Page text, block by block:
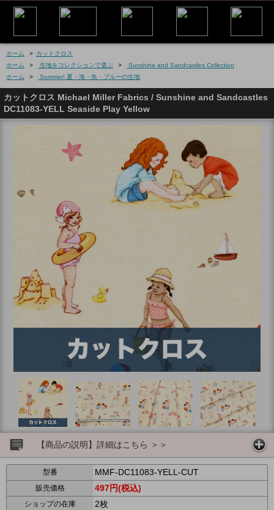
ホーム > カットクロス
ホーム
> 生地をコレクションで選ぶ >
Sunshine and Sandcastles Collection
ホーム
> Summer! 夏・海・魚・ブルーの生地
カットクロス Michael Miller Fabrics / Sunshine and Sandcastles
DC11083-YELL Seaside Play Yellow
【商品の説明】詳細はこちら ＞＞
型番 MMF-DC11083-YELL-CUT
販売価格 497円(税込)
ショップの在庫 2枚